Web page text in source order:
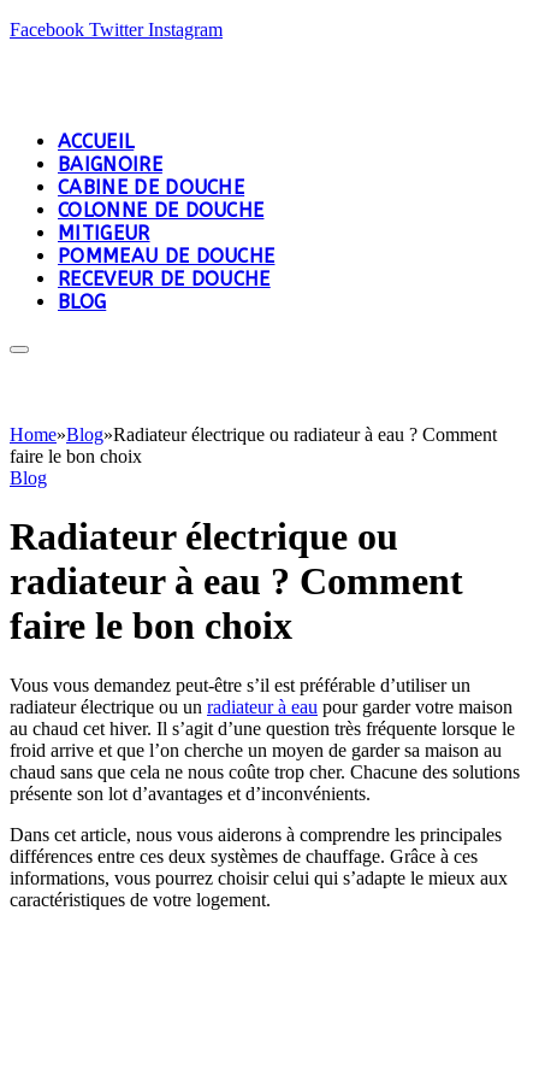
Facebook Twitter Instagram
ACCUEIL
BAIGNOIRE
CABINE DE DOUCHE
COLONNE DE DOUCHE
MITIGEUR
POMMEAU DE DOUCHE
RECEVEUR DE DOUCHE
BLOG
Home»Blog»Radiateur électrique ou radiateur à eau ? Comment
faire le bon choix
Blog
Radiateur électrique ou
radiateur à eau ? Comment
faire le bon choix
Vous vous demandez peut-être s’il est préférable d’utiliser un
radiateur électrique ou un radiateur à eau pour garder votre maison
au chaud cet hiver. Il s’agit d’une question très fréquente lorsque le
froid arrive et que l’on cherche un moyen de garder sa maison au
chaud sans que cela ne nous coûte trop cher. Chacune des solutions
présente son lot d’avantages et d’inconvénients.
Dans cet article, nous vous aiderons à comprendre les principales
différences entre ces deux systèmes de chauffage. Grâce à ces
informations, vous pourrez choisir celui qui s’adapte le mieux aux
caractéristiques de votre logement.